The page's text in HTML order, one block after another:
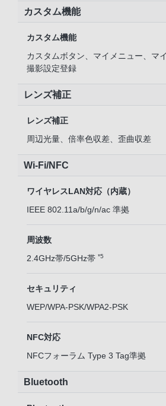
カスタム機能
カスタム機能
カスタムボタン、マイメニュー、マ
撮影設定登録
レンズ補正
レンズ補正
周辺光量、倍率色収差、歪曲収差
Wi-Fi/NFC
ワイヤレスLAN対応（内蔵）
IEEE 802.11a/b/g/n/ac 準拠
周波数
2.4GHz帯/5GHz帯 *5
セキュリティ
WEP/WPA-PSK/WPA2-PSK
NFC対応
NFCフォーラム Type 3 Tag準拠
Bluetooth